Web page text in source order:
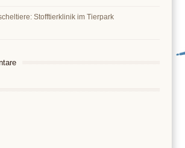
Stofftierklinik im Tierpark